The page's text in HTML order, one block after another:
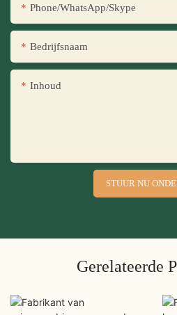
Phone/WhatsApp/Skype
Bedrijfsnaam
Inhoud
STUUR NU
Gerelateerde